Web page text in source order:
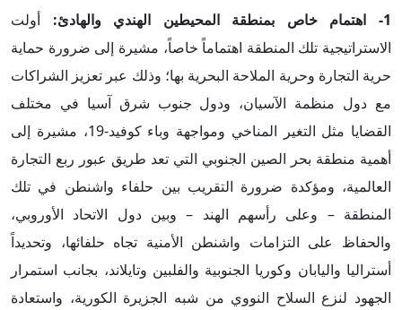
1- اهتمام خاص بمنطقة المحيطين الهندي والهادئ:
أولت
الاستراتيجية تلك المنطقة اهتماماً خاصاً، مشيرة إلى ضرورة حماية
حرية التجارة وحرية الملاحة البحرية بها؛ وذلك عبر تعزيز الشراكات
مع دول منظمة الآسيان، ودول جنوب شرق آسيا في مختلف
القضايا مثل التغير المناخي ومواجهة وباء كوفيد-19، مشيرة إلى
أهمية منطقة بحر الصين الجنوبي التي تعد طريق عبور ربع التجارة
العالمية، ومؤكدة ضرورة التقريب بين حلفاء واشنطن في تلك
المنطقة – وعلى رأسهم الهند – وبين دول الاتحاد الأوروبي،
والحفاظ على التزامات واشنطن الأمنية تجاه حلفائها، وتحديداً
أستراليا واليابان وكوريا الجنوبية والفلبين وتايلاند، بجانب استمرار
الجهود لنزع السلاح النووي من شبه الجزيرة الكورية، واستعادة